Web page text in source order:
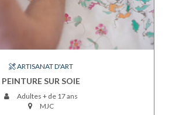
ARTISANAT D'ART
PEINTURE SUR SOIE
Adultes + de 17 ans
MJC